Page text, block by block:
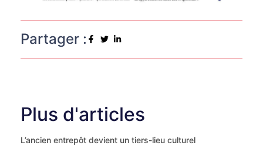
Partager :
Plus d'articles
L’ancien entrepôt devient un tiers-lieu culturel